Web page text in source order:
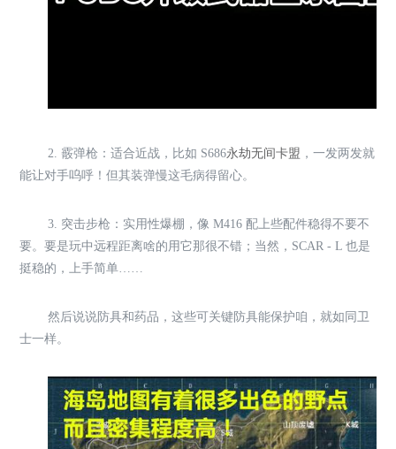
2. 霰弹枪：适合近战，比如 S686永劫无间卡盟 ，一发两发就
能让对手呜呼！但其装弹慢这毛病得留心。
3. 突击步枪：实用性爆棚，像 M416 配上些配件稳得不要不
要。要是玩中远程距离啥的用它那很不错；当然，SCAR - L 也是
挺稳的，上手简单……
然后说说防具和药品，这些可关键防具能保护咱，就如同卫
士一样。